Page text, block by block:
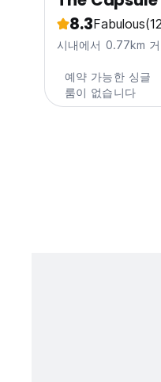
8.3Fabulous
시내에서 0.77km 거
예약 가능한 싱글
룸이 없습니다